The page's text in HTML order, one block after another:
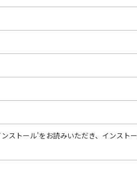
ストール'をお読みいただき、インスト